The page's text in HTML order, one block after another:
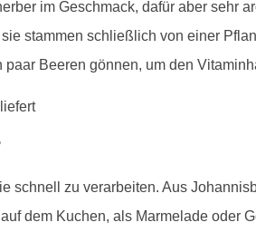
im Geschmack, dafür aber sehr
stammen schließlich von einer
Beeren gönnen, um den
schnell zu verarbeiten. Aus
dem Kuchen, als Marmelade oder